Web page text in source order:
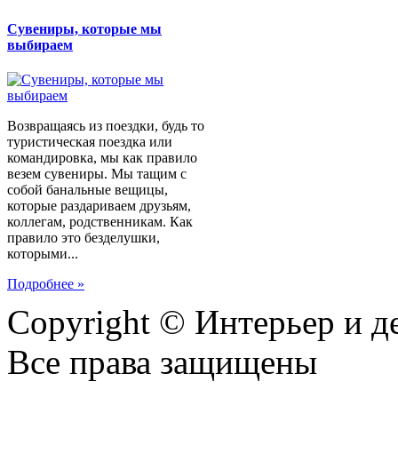
Сувениры, которые мы
выбираем
Возвращаясь из поездки, будь то
туристическая поездка или
командировка, мы как правило
везем сувениры. Мы тащим с
собой банальные вещицы,
которые раздариваем друзьям,
коллегам, родственникам. Как
правило это безделушки,
которыми...
Подробнее »
Copyright © Интерьер и
Все права защищены